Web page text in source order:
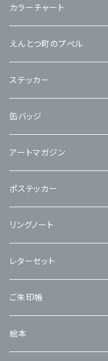
カラーチャート
えんとつ町のプぺル
ステッカー
缶バッジ
アートマガジン
ポステッカー
リングノート
レターセット
ご朱印帳
絵本